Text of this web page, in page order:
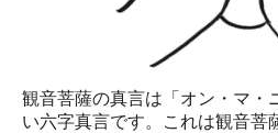
観音菩薩の真言は「オン・マ・
い六字真言です。これは観音菩